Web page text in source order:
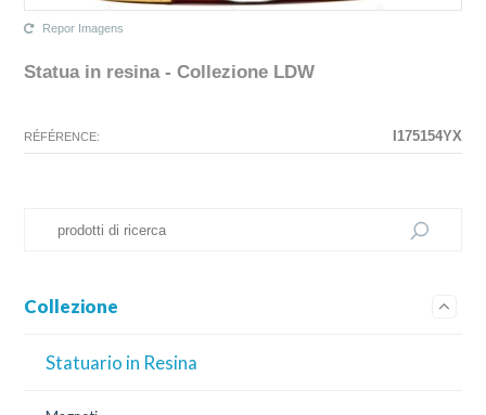
Repor Imagens
Statua in resina - Collezione LDW
momento.
RÉFÉRENCE: I175154YX
Collezione
Statuario in Resina